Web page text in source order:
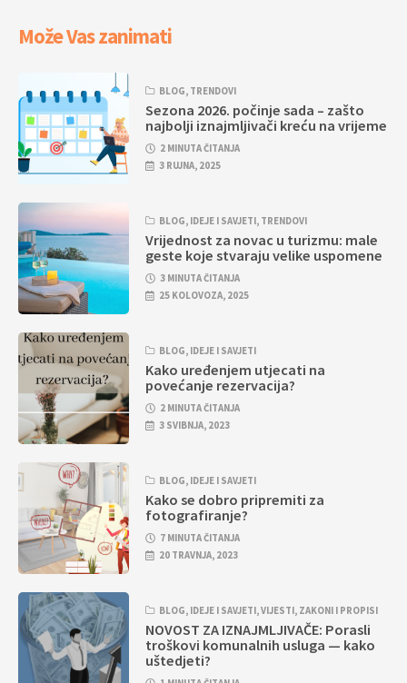
Može Vas zanimati
BLOG, TRENDOVI
Sezona 2026. počinje sada – zašto
najbolji iznajmljivači kreću na vrijeme
2 MINUTA ČITANJA
3 RUJNA, 2025
BLOG, IDEJE I SAVJETI, TRENDOVI
Vrijednost za novac u turizmu: male
geste koje stvaraju velike uspomene
3 MINUTA ČITANJA
25 KOLOVOZA, 2025
BLOG, IDEJE I SAVJETI
Kako uređenjem utjecati na
povećanje rezervacija?
2 MINUTA ČITANJA
3 SVIBNJA, 2023
BLOG, IDEJE I SAVJETI
Kako se dobro pripremiti za
fotografiranje?
7 MINUTA ČITANJA
20 TRAVNJA, 2023
BLOG, IDEJE I SAVJETI,VIJESTI, ZAKONI I PROPISI
NOVOST ZA IZNAJMLJIVAČE: Porasli
troškovi komunalnih usluga — kako
uštedjeti?